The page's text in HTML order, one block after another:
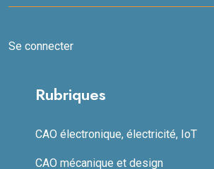
Se connecter
Rubriques
CAO électronique, électricité, IoT
CAO mécanique et design